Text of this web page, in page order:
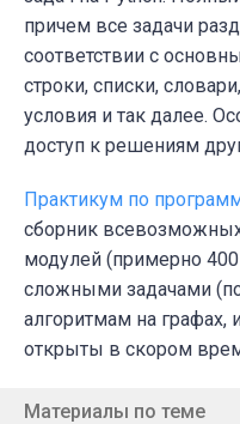
причем все задачи
соответствии с
строки, списки,
условия и так далее.
доступ к решениям
Практикум по
сборник
модулей (примерно
сложными задачами
алгоритмам на графах,
открыты в скором
Материалы по теме